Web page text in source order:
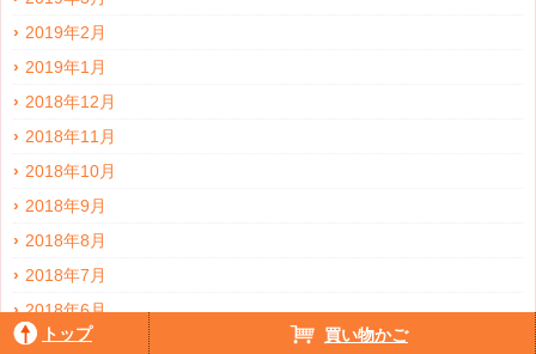
2019年2月
2019年1月
2018年12月
2018年11月
2018年10月
2018年9月
2018年8月
2018年7月
2018年6月
2018年5月
トップ 買い物かご